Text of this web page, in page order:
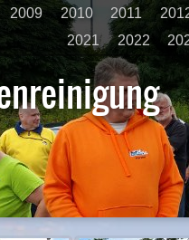
2009 2010 2011
2021
2022